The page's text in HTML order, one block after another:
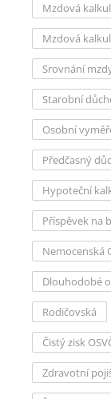
Mzdová
Mzdová
Srovnání
Starobní
Osobní
Předčasný
Hypoteční
Příspěvek na
Nemocenská
Dlouhodobé
Rodičovská
Čistý zisk
Zdravotní